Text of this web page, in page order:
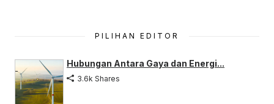
PILIHAN EDITOR
Hubungan Antara Gaya dan Energi...
3.6k Shares